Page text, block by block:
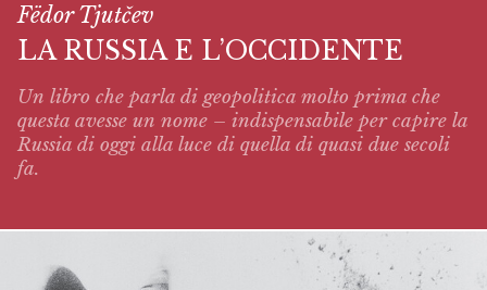
Fëdor Tjutčev
LA RUSSIA E L’OCCIDENTE
Un libro che parla di geopolitica molto prima che
questa avesse un nome – indispensabile per capire la
Russia di oggi alla luce di quella di quasi due secoli
fa.